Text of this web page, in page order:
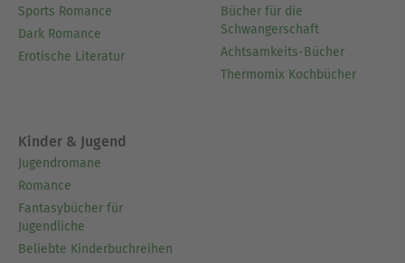
Sports Romance
Dark Romance
Erotische Literatur
Bücher für die
Schwangerschaft
Achtsamkeits-Bücher
Thermomix Kochbücher
Kinder & Jugend
Jugendromane
Romance
Fantasybücher für
Jugendliche
Beliebte Kinderbuchreihen